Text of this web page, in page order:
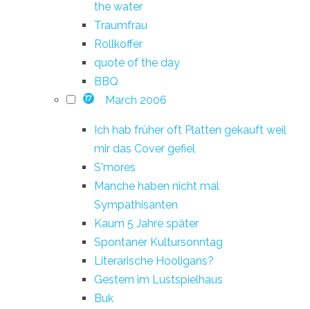
the water
Traumfrau
Rollkoffer
quote of the day
BBQ
17 March 2006
Ich hab früher oft Platten gekauft weil
mir das Cover gefiel
S'mores
Manche haben nicht mal
Sympathisanten
Kaum 5 Jahre später
Spontaner Kultursonntag
Literarische Hooligans?
Gestern im Lustspielhaus
Buk